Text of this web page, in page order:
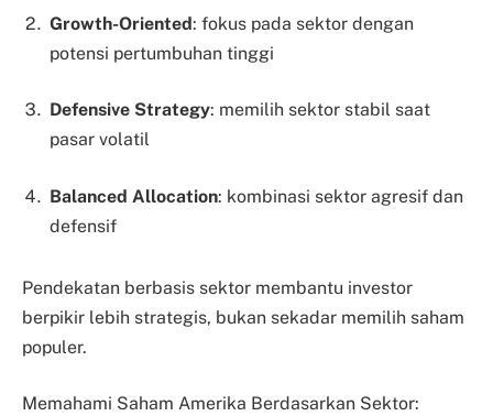
Growth-Oriented: fokus pada sektor dengan
potensi pertumbuhan tinggi
Defensive Strategy: memilih sektor stabil saat
pasar volatil
Balanced Allocation: kombinasi sektor agresif dan
defensif
Pendekatan berbasis sektor membantu investor
berpikir lebih strategis, bukan sekadar memilih saham
populer.
Memahami Saham Amerika Berdasarkan Sektor: